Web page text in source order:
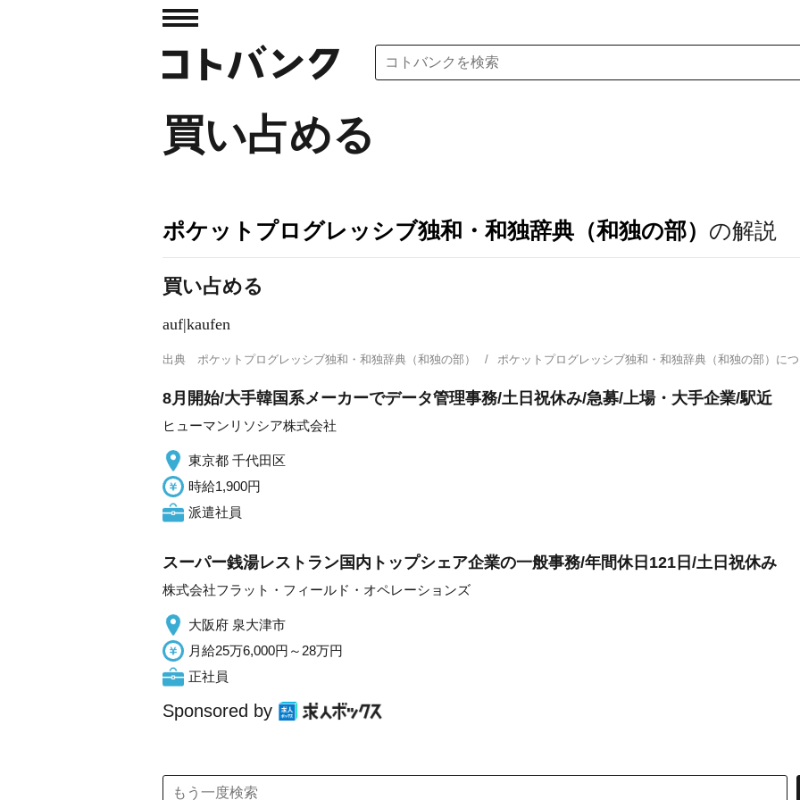
買い占める
ポケットプログレッシブ独和・和独辞典（和独の部） の解説
買い占める
auf|kaufen
出典 ポケットプログレッシブ独和・和独辞典（和独の部） ポケットプログレッシブ独和・和独辞典（和独の部）
8月開始/大手韓国系メーカーでデータ管理事務/土日祝休み/急募/上場・大手企業/駅近
ヒューマンリソシア株式会社
東京都 千代田区
時給1,900円
派遣社員
スーパー銭湯レストラン国内トップシェア企業の一般事務/年間休日121日/土日祝休み
株式会社フラット・フィールド・オペレーションズ
大阪府 泉大津市
月給25万6,000円～28万円
正社員
Sponsored by